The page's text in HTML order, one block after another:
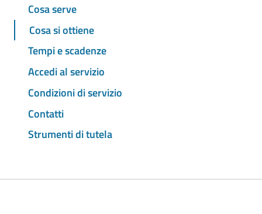
Cosa serve
Cosa si ottiene
Tempi e scadenze
Accedi al servizio
Condizioni di servizio
Contatti
Strumenti di tutela